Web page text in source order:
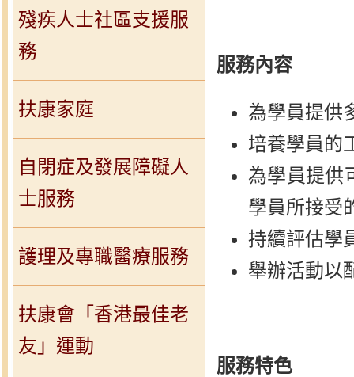
殘疾人士社區支援服
務
扶康家庭
自閉症及發展障礙人
士服務
護理及專職醫療服務
扶康會「香港最佳老
友」運動
服務內容
為學員提供
培養學員的
為學員提供
學員所接受
持續評估學
舉辦活動以
服務特色